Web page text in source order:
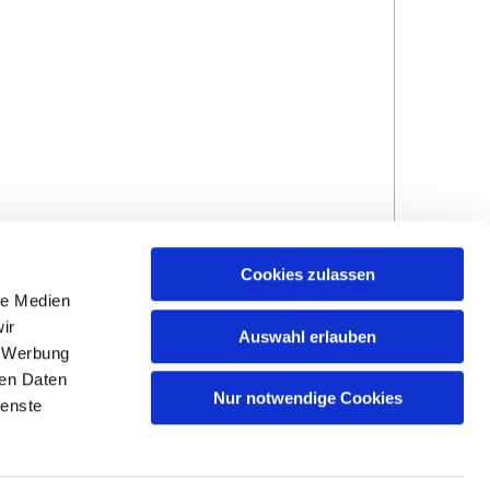
Medien
Daten
Cookies zulassen
Auswahl erlauben
Nur notwendige Cookies
Impressum und